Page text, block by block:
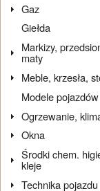
Gaz
Giełda
Markizy,
maty
Meble, krzesła,
Modele pojazdów
Ogrzewanie,
Okna
Środki chem.
kleje
Technika pojazdu